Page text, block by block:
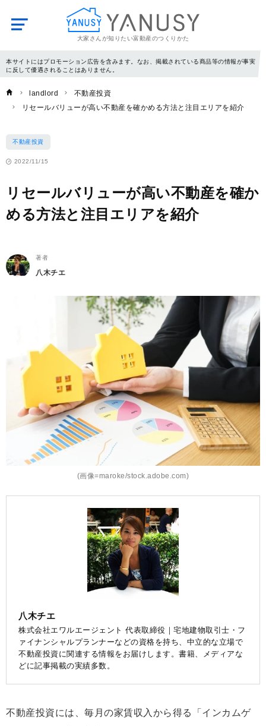
大家さんが知りたい富動産のつくりかた
YANUSY
本サイトにはプロモーション広告を含みます。なお、掲載されている商品等の情報が事実
に反して優遇されることはありません。
landlord
不動産投資
リセールバリューが高い不動産を確かめる方法と注目エリアを紹介
不動産投資
2022/11/15
リセールバリューが高い不動産を確か
める方法と注目エリアを紹介
著者
八木チエ
(画像=maroke/stock.adobe.com)
八木チエ
株式会社エワルエージェント 代表取締役｜宅地建物取引士・フ
ァイナンシャルプランナーなどの資格を持ち、中立的な立場で
不動産投資に関連する情報をお届けします。書籍、メディアな
どに記事掲載の実績多数。
不動産投資には、毎月の家賃収入から得る「インカムゲ